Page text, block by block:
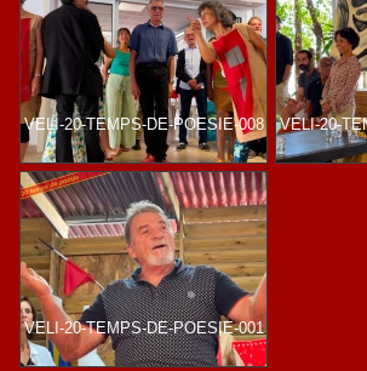
VELI-20-TEMPS-DE-POESIE-008 VELI-20-
VELI-20-TEMPS-DE-POESIE-001